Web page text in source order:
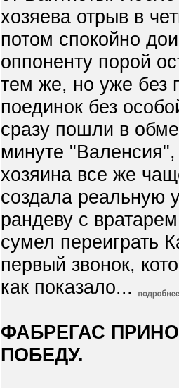
хозяева отрыв в
потом спокойно
оппоненту порой
тем же, но уже без
поединок без
сразу пошли в
минуте
хозяина все же
создала реальную
рандеву с
сумел переиграть
первый звонок,
как показало...
ФАБРЕГАС
ПОБЕДУ.